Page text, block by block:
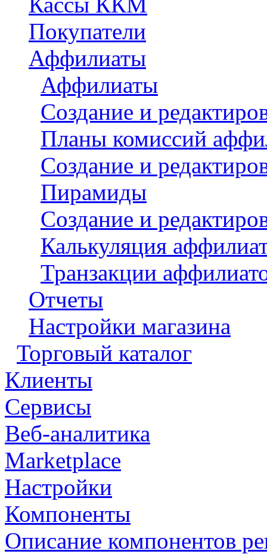
Покупатели
Аффилиаты
Аффилиаты
Создание и
Планы комиссий
Создание и
Пирамиды
Создание и
Калькуляция
Транзакции
Отчеты
Настройки магазина
Торговый каталог
Клиенты
Сервисы
Веб-аналитика
Marketplace
Настройки
Компоненты
Описание компонентов